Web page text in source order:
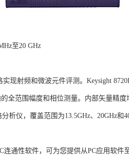
至20 GHz
现射频和微波元件评测。Keysight
全范围幅度和相位测量。内部矢量精度
析仪，覆盖范围为13.5GHz、20GHz和
通性软件，可为您提供从PC应用软件